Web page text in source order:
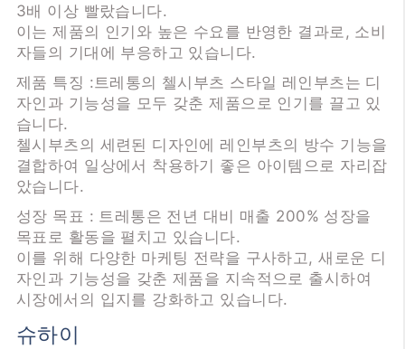
3배 이상 빨랐습니다.
이는 제품의 인기와 높은 수요를 반영한 결과로, 소비
자들의 기대에 부응하고 있습니다.
제품 특징 :트레통의 첼시부츠 스타일 레인부츠는 디
자인과 기능성을 모두 갖춘 제품으로 인기를 끌고 있
습니다.
첼시부츠의 세련된 디자인에 레인부츠의 방수 기능을
결합하여 일상에서 착용하기 좋은 아이템으로 자리잡
았습니다.
성장 목표 : 트레통은 전년 대비 매출 200% 성장을
목표로 활동을 펼치고 있습니다.
이를 위해 다양한 마케팅 전략을 구사하고, 새로운 디
자인과 기능성을 갖춘 제품을 지속적으로 출시하여
시장에서의 입지를 강화하고 있습니다.
슈하이